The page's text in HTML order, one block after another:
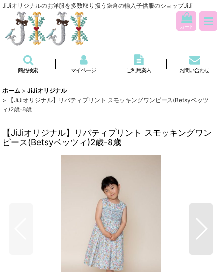
JiJiオリジナルのお洋服を多数取り扱う鎌倉の輸入子供服のショップJiJi
カート
商品検索 マイページ ご利用案内 お問い合わせ
ホーム > JiJiオリジナル
>
【JiJiオリジナル】リバティプリント スモッキングワンピース(Betsyベッツ
ィ)2歳-8歳
【JiJiオリジナル】リバティプリント スモッキングワン
ピース(Betsyベッツィ)2歳-8歳